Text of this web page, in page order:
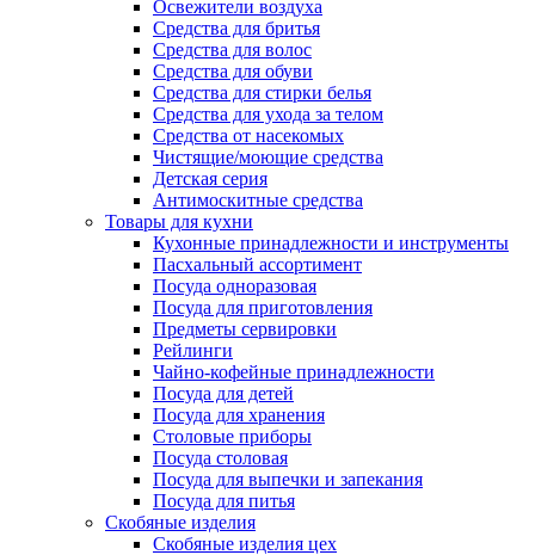
Освежители воздуха
Средства для бритья
Средства для волос
Средства для обуви
Средства для стирки белья
Средства для ухода за телом
Средства от насекомых
Чистящие/моющие средства
Детская серия
Антимоскитные средства
Товары для кухни
Кухонные принадлежности и инструменты
Пасхальный ассортимент
Посуда одноразовая
Посуда для приготовления
Предметы сервировки
Рейлинги
Чайно-кофейные принадлежности
Посуда для детей
Посуда для хранения
Столовые приборы
Посуда столовая
Посуда для выпечки и запекания
Посуда для питья
Скобяные изделия
Скобяные изделия цех